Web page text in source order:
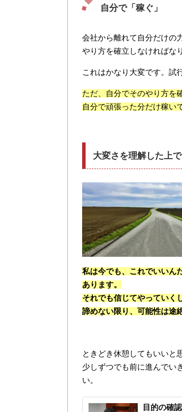
自分で「稼ぐ」
会社から離れて自分だけの
やり方を確立しなければな
これはかなり大変です。試
ただ、自分でそのやり方を
自分で頑張った分だけ稼い
大変さを理解した上で
私は今でも、これでいいん
あります。
それでも信じてやっていく
諦めない限り、可能性は途
ときどき休憩してもいいと
少しずつでも前に進んでい
い。
目的の確認